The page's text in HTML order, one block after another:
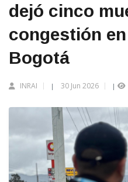
dejó cinco
congestión
Bogotá
INRAI | 30 Jun 2026 |